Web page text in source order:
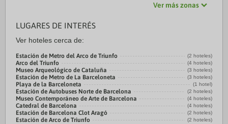
Ver más zonas
LUGARES DE INTERÉS
Ver hoteles cerca de:
Estación de Metro del Arco de Triunfo (2 hoteles)
Arco del Triunfo (4 hoteles)
Museo Arqueológico de Cataluña (3 hoteles)
Estación de Metro de La Barceloneta (3 hoteles)
Playa de la Barceloneta (1 hotel)
Estación de Autobuses Norte de Barcelona (2 hoteles)
Museo Contemporáneo de Arte de Barcelona (4 hoteles)
Catedral de Barcelona (4 hoteles)
Estación de Barcelona Clot Aragó (2 hoteles)
Estación de Arco de Triunfo (2 hoteles)